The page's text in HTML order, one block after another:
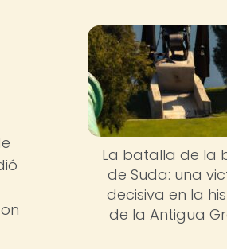
La batalla de la
de Suda: una
decisiva en la
de la Antigua